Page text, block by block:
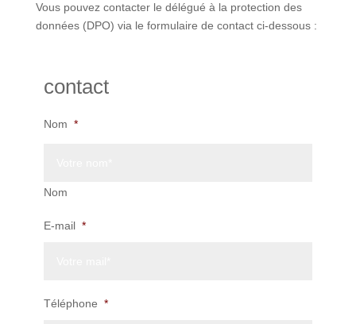
Vous pouvez contacter le délégué à la protection des
données (DPO) via le formulaire de contact ci-dessous :
contact
Nom *
Nom
E-mail *
Téléphone *